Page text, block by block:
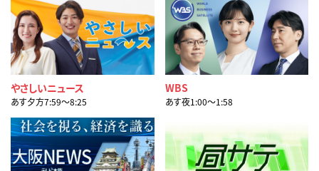
やさしいニュース
あす夕方7:59〜8:25
WBS
あす夜1:00〜1:58